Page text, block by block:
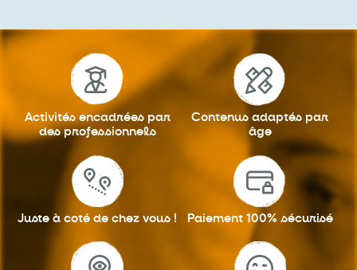
Activités encadrées par
des professionnels
Contenus adaptés par
âge
Juste à coté de chez vous ! Paiement 100% sécurisé